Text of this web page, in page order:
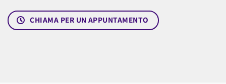
CHIAMA PER UN APPUNTAMENTO